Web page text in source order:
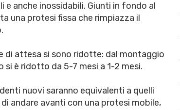
anche inossidabili. Giunti in fondo al
una protesi fissa che rimpiazza il
di attesa si sono ridotte: dal montaggio
è ridotto da 5-7 mesi a 1-2 mesi.
nuovi saranno equivalenti a quelli
andare avanti con una protesi mobile,